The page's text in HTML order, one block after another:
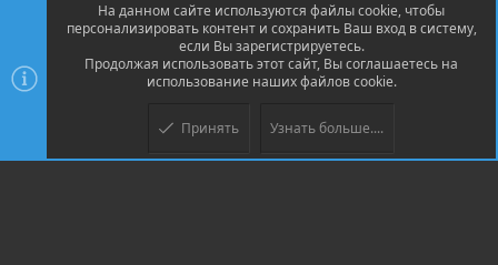
Community platform by XenForo ® © 2010-2026 XenForo Ltd.
© Jason Axelrod of 8WAYRUN
На данном сайте используются файлы cookie, чтобы
персонализировать контент и сохранить Ваш вход в систему,
если Вы зарегистрируетесь.
Продолжая использовать этот сайт, Вы соглашаетесь на
использование наших файлов cookie.
Принять Узнать больше....